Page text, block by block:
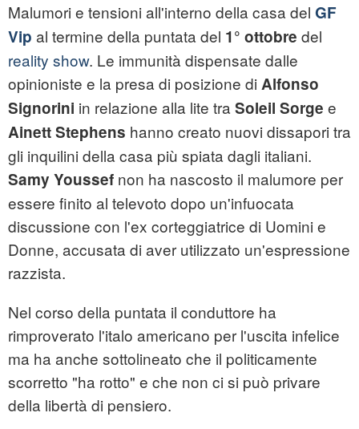
Malumori e tensioni all'interno della casa del GF
Vip al termine della puntata del 1° ottobre del
reality show. Le immunità dispensate dalle
opinioniste e la presa di posizione di Alfonso
Signorini in relazione alla lite tra Soleil Sorge e
Ainett Stephens hanno creato nuovi dissapori tra
gli inquilini della casa più spiata dagli italiani.
Samy Youssef non ha nascosto il malumore per
essere finito al televoto dopo un'infuocata
discussione con l'ex corteggiatrice di Uomini e
Donne, accusata di aver utilizzato un'espressione
razzista.
Nel corso della puntata il conduttore ha
rimproverato l'italo americano per l'uscita infelice
ma ha anche sottolineato che il politicamente
scorretto "ha rotto" e che non ci si può privare
della libertà di pensiero.